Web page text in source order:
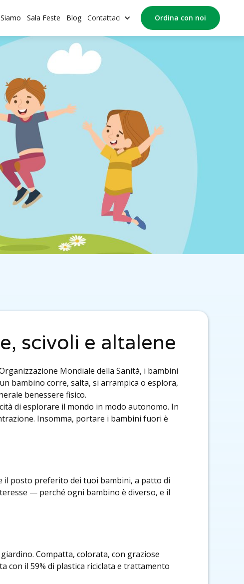
Sala Feste Blog Contattaci Ordina con noi
scivoli e altalene
Mondiale della Sanità, i bambini
bambino corre, salta, si arrampica o esplora,
benessere fisico.
di esplorare il mondo in modo autonomo. In
Insomma, portare i bambini fuori è
il posto preferito dei tuoi bambini, a patto di
— perché ogni bambino è diverso, e il
Compatta, colorata, con graziose
con il 59% di plastica riciclata e trattamento